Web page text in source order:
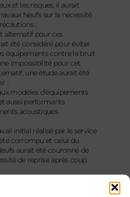
et les risques, il aurait
Neufs sur la nécessité
;
alternatif pour ces
été considéré pour éviter
équipements contre le bruit
impossibilité pour cet
une étude aurait été
:
modèles d’équipements
aussi performants
acoustiques
initial réalisé par le service
été corrompu et celui du
aurait été couronné de
de reprise après coup.